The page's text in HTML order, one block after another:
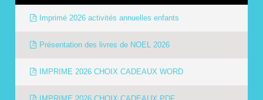
Imprimé 2026 activités annuelles enfants
Présentation des livres de NOEL 2026
IMPRIME 2026 CHOIX CADEAUX WORD